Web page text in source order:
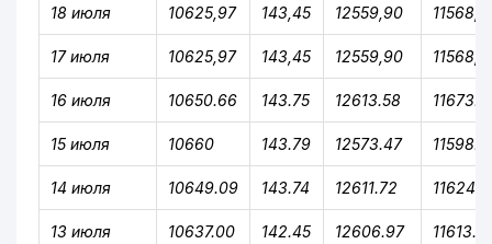
18 июля 10625,97 143,45 12559,90
17 июля 10625,97 143,45 12559,90
16 июля 10650.66 143.75 12613.58
15 июля 10660 143.79 12573.47
14 июля 10649.09 143.74 12611.72
13 июля 10637.00 142.45 12606.97 11613.71